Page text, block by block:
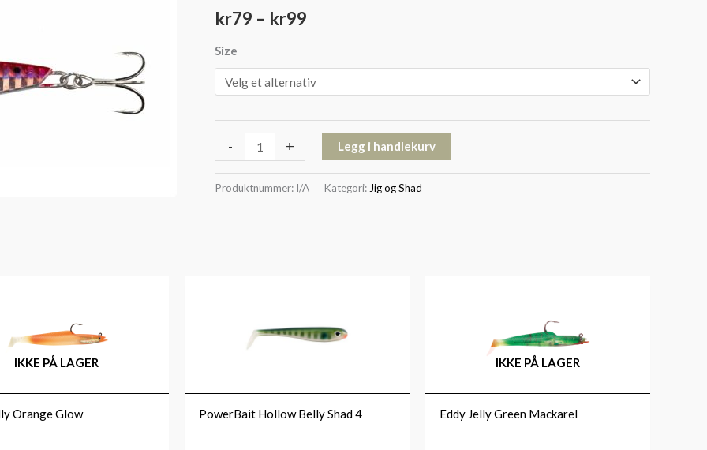
kr79 – kr99
Size
-
PH
Pnkiwashi
antall
+ Legg i handlekurv
Produktnummer: I/A Kategori:Jig og Shad
IKKE PÅ LAGER
Orange Glow PowerBait Hollow Belly Shad 4
IKKE PÅ LAGER
Eddy Jelly Green Mackarel